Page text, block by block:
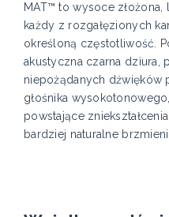
MAT™ to wysoce
każdy z rozgałęzionych
określoną częstotliwość.
akustyczna czarna dziura,
niepożądanych
głośnika
powstające
bardziej naturalne